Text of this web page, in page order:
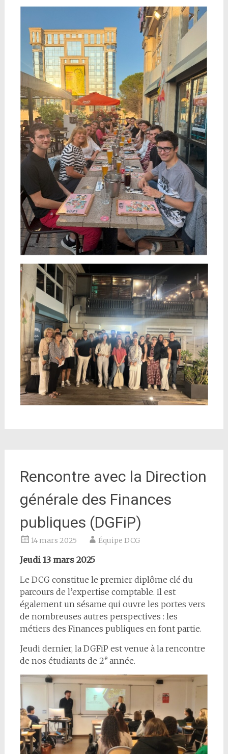
Rencontre avec la Direction
générale des Finances
publiques (DGFiP)
14 mars 2025 Équipe DCG
Jeudi 13 mars 2025
Le DCG constitue le premier diplôme clé du
parcours de l’expertise comptable. Il est
également un sésame qui ouvre les portes vers
de nombreuses autres perspectives : les
métiers des Finances publiques en font partie.
Jeudi dernier, la DGFiP est venue à la rencontre
de nos étudiants de 2eannée.